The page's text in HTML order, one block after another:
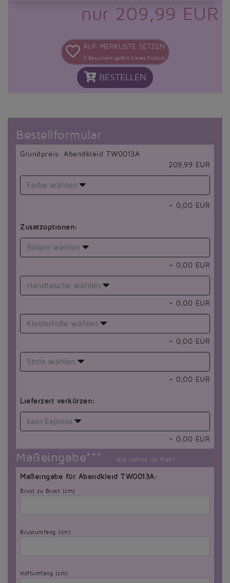
nur 209,99 EUR
AUF MERKLISTE SETZEN
0 Besuchern gefällt dieses Produkt
BESTELLEN
Bestellformular
Grundpreis: Abendkleid TW0013A
209,99 EUR
Farbe wählen
+ 0,00 EUR
Zusatzoptionen:
Bolero wählen
+ 0,00 EUR
Handtasche wählen
+ 0,00 EUR
Kleiderhülle wählen
+ 0,00 EUR
Stola wählen
+ 0,00 EUR
Lieferzeit verkürzen:
kein Express
+ 0,00 EUR
Maßeingabe*** Wie nehme ich Maß?
Maßeingabe für Abendkleid TW0013A:
Brust zu Brust (cm)
Brustumfang (cm)
Hüftumfang (cm)